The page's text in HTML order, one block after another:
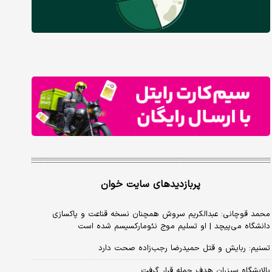
پربازدیدهای سایت خوان
محمد قوچانی: عبدالکریم سروش همچنان نسخه قناعت و پاکسازی
دانشگاه می‌پیچد | او تسلیم موج نئومارکسیسم شده است
تسنیم: ربایش و قتل حمیدرضا رجب‌زاده صحت دارد